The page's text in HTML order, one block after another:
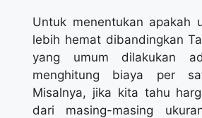
Untuk menentukan apakah
lebih hemat dibandingkan
yang umum dilakukan
menghitung biaya per
Misalnya, jika kita tahu
dari masing-masing